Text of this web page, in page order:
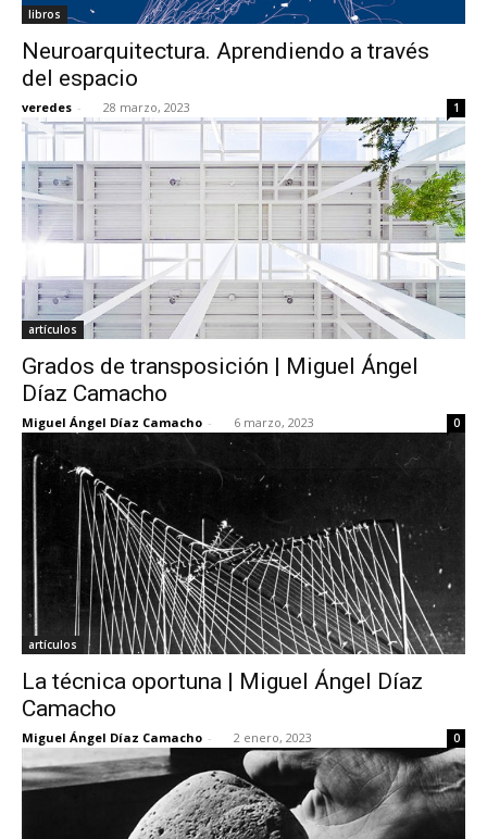
libros
Neuroarquitectura. Aprendiendo a través
del espacio
veredes - 28 marzo, 2023 1
artículos
Grados de transposición | Miguel Ángel
Díaz Camacho
Miguel Ángel Díaz Camacho - 6 marzo, 2023 0
artículos
La técnica oportuna | Miguel Ángel Díaz
Camacho
Miguel Ángel Díaz Camacho - 2 enero, 2023 0